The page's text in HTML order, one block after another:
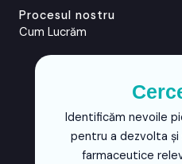
Procesul nostru
Cum Lucrăm
Identificăm nevoile
pentru a dezvolta
farmaceutice